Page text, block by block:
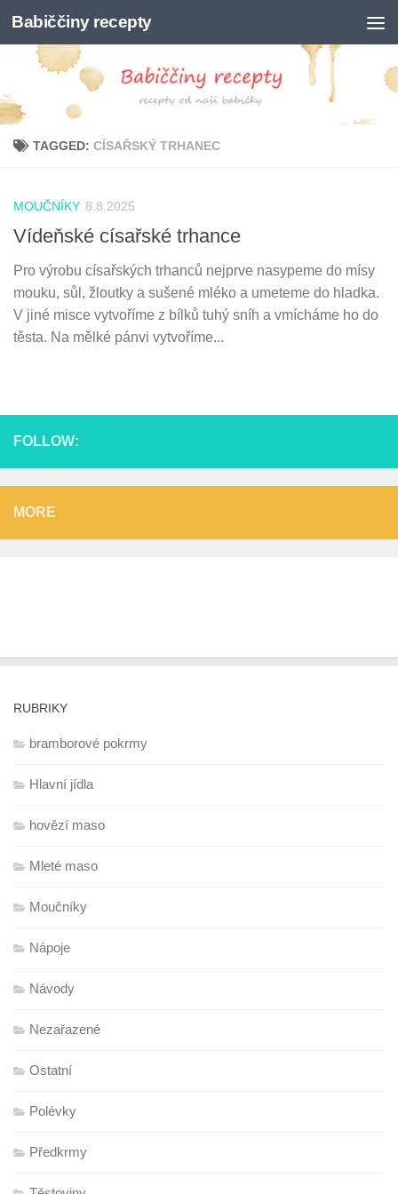
Skip to content
Babiččiny recepty
TAGGED: CÍSAŘSKÝ TRHANEC
MOUČNÍKY 8.8.2025
Vídeňské císařské trhance
Pro výrobu císařských trhanců nejprve nasypeme do mísy
mouku, sůl, žloutky a sušené mléko a umeteme do hladka.
V jiné misce vytvoříme z bílků tuhý sníh a vmícháme ho do
těsta. Na mělké pánvi vytvoříme...
FOLLOW:
MORE
RUBRIKY
bramborové pokrmy
Hlavní jídla
hovězí maso
Mleté maso
Moučníky
Nápoje
Návody
Nezařazené
Ostatní
Polévky
Předkrmy